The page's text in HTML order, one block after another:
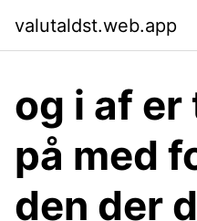
valutaldst.web.app
og i af er
på med
den der